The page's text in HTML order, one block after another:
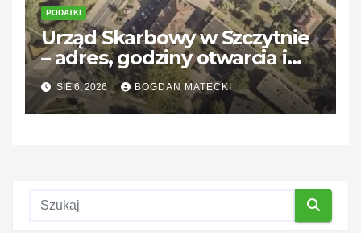
PODATKI
Urząd Skarbowy w Szczytnie
– adres, godziny otwarcia i
kontakt
SIE 6, 2026 BOGDAN MATECKI